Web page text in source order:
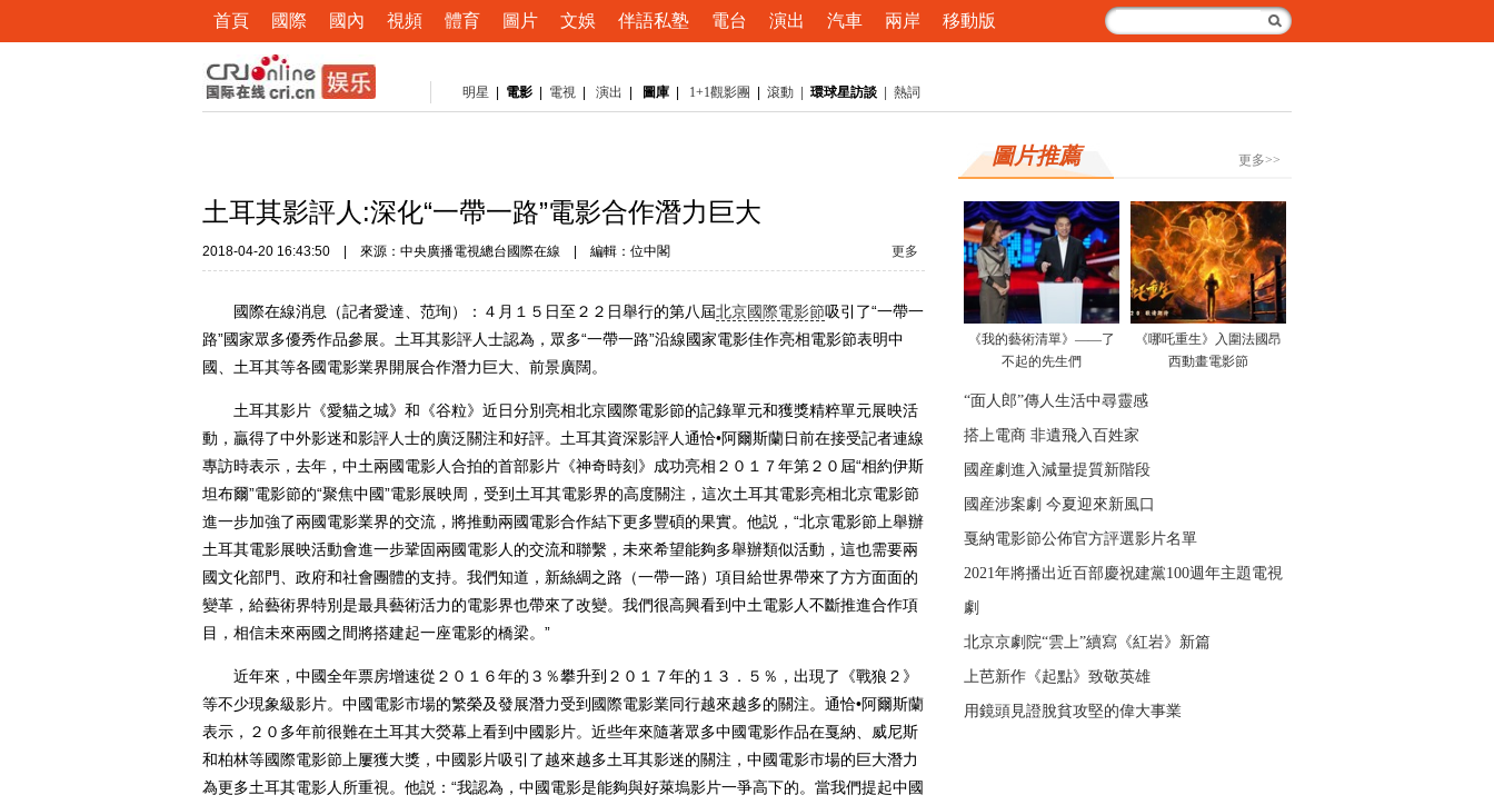
首頁 國際 國內 視頻 體育 圖片 文娛 伴語私塾 電台 演出 汽車 兩岸 移動版
明星 電影 電視 演出 圖庫 1+1觀影團 滾動 環球星訪談 熱詞
土耳其影評人:深化“一帶一路”電影合作潛力巨大
2018-04-20 16:43:50 來源：中央廣播電視總台國際在線 編輯：位中閣 更多
國際在線消息（記者愛達、范珣）：４月１５日至２２日舉行的第八屆北京國際電影節吸引了“一帶一
路”國家眾多優秀作品參展。土耳其影評人士認為，眾多“一帶一路”沿線國家電影佳作亮相電影節表明中
國、土耳其等各國電影業界開展合作潛力巨大、前景廣闊。
土耳其影片《愛貓之城》和《谷粒》近日分別亮相北京國際電影節的記錄單元和獲獎精粹單元展映活
動，贏得了中外影迷和影評人士的廣泛關注和好評。土耳其資深影評人通恰•阿爾斯蘭日前在接受記者連線
專訪時表示，去年，中土兩國電影人合拍的首部影片《神奇時刻》成功亮相２０１７年第２０屆“相約伊斯
坦布爾”電影節的“聚焦中國”電影展映周，受到土耳其電影界的高度關注，這次土耳其電影亮相北京電影節
進一步加強了兩國電影業界的交流，將推動兩國電影合作結下更多豐碩的果實。他説，“北京電影節上舉辦
土耳其電影展映活動會進一步鞏固兩國電影人的交流和聯繫，未來希望能夠多舉辦類似活動，這也需要兩
國文化部門、政府和社會團體的支持。我們知道，新絲綢之路（一帶一路）項目給世界帶來了方方面面的
變革，給藝術界特別是最具藝術活力的電影界也帶來了改變。我們很高興看到中土電影人不斷推進合作項
目，相信未來兩國之間將搭建起一座電影的橋梁。”
近年來，中國全年票房增速從２０１６年的３％攀升到２０１７年的１３．５％，出現了《戰狼２》
等不少現象級影片。中國電影市場的繁榮及發展潛力受到國際電影業同行越來越多的關注。通恰•阿爾斯蘭
表示，２０多年前很難在土耳其大熒幕上看到中國影片。近些年來隨著眾多中國電影作品在戛納、威尼斯
和柏林等國際電影節上屢獲大獎，中國影片吸引了越來越多土耳其影迷的關注，中國電影市場的巨大潛力
為更多土耳其電影人所重視。他説：“我認為，中國電影是能夠與好萊塢影片一爭高下的。當我們提起中國
圖片推薦 更多>>
《我的藝術清單》——了
不起的先生們
《哪吒重生》入圍法國昂
西動畫電影節
“面人郎”傳人生活中尋靈感
搭上電商 非遺飛入百姓家
國産劇進入減量提質新階段
國産涉案劇 今夏迎來新風口
戛納電影節公佈官方評選影片名單
2021年將播出近百部慶祝建黨100週年主題電視
劇
北京京劇院“雲上”續寫《紅岩》新篇
上芭新作《起點》致敬英雄
用鏡頭見證脫貧攻堅的偉大事業